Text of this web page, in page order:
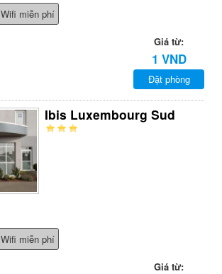
Wifi miễn phí
Giá từ:
1 VND
Đặt phòng
Ibis Luxembourg Sud
Wifi miễn phí
Giá từ: